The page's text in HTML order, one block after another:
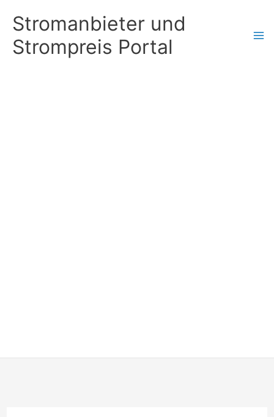
Inhalt
springen
Stromanbieter und
Strompreis Portal